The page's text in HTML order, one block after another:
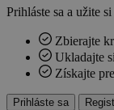
Prihláste sa a užite
Zbierajte
Ukladajte
Získajte
Prihláste sa